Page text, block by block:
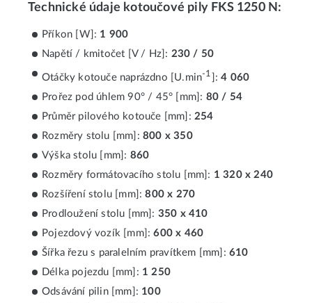
Technické údaje kotoučové pily FKS 1250 N:
Příkon [W]: 1 900
Napětí / kmitočet [V / Hz]: 230 / 50
Otáčky kotouče naprázdno [U.min-1 ]:4 060
Prořez pod úhlem 90° / 45° [mm]: 80 / 54
Průměr pilového kotouče [mm]: 254
Rozměry stolu [mm]: 800 x 350
Výška stolu [mm]: 860
Rozměry formátovacího stolu [mm]: 1 320 x 240
Rozšíření stolu [mm]:800 x 270
Prodloužení stolu [mm]: 350 x 410
Pojezdový vozík [mm]:600 x 460
Šířka řezu s paralelním pravítkem [mm]: 610
Délka pojezdu [mm]: 1 250
Odsávání pilin [mm]: 100